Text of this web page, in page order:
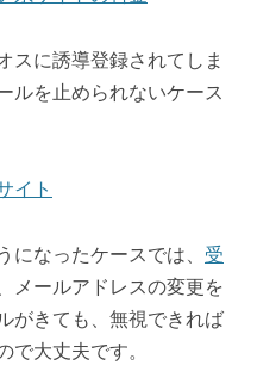
スに誘導登録されてしま
ルを止められないケース
イト
になったケースでは、 受
メールアドレスの変更を
がきても、無視できれば
で大丈夫です。